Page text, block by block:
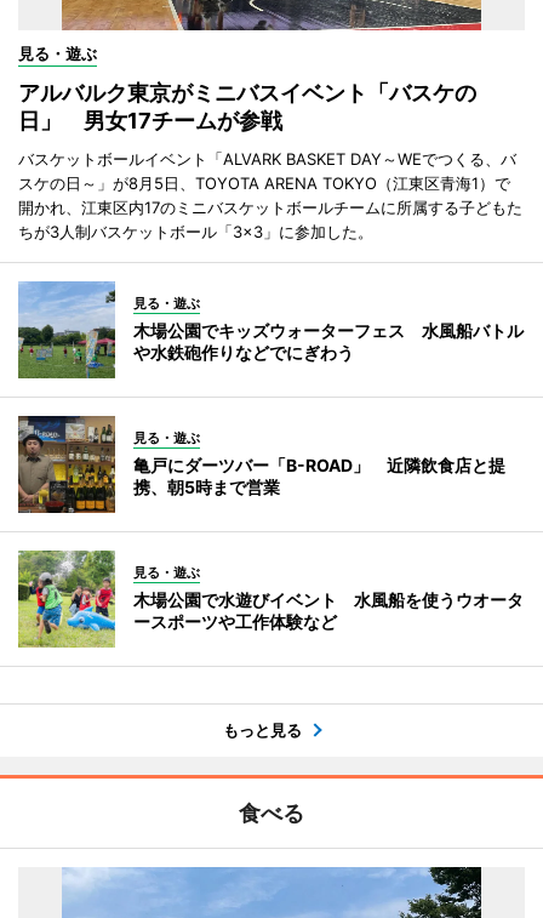
見る・遊ぶ
アルバルク東京がミニバスイベント「バスケの
日」 男女17チームが参戦
バスケットボールイベント「ALVARK BASKET DAY～WEでつくる、バ
スケの日～」が8月5日、TOYOTA ARENA TOKYO（江東区青海1）で
開かれ、江東区内17のミニバスケットボールチームに所属する子どもた
ちが3人制バスケットボール「3×3」に参加した。
見る・遊ぶ
木場公園でキッズウォーターフェス 水風船バトル
や水鉄砲作りなどでにぎわう
見る・遊ぶ
亀戸にダーツバー「B-ROAD」 近隣飲食店と提
携、朝5時まで営業
見る・遊ぶ
木場公園で水遊びイベント 水風船を使うウオータ
ースポーツや工作体験など
もっと見る
食べる